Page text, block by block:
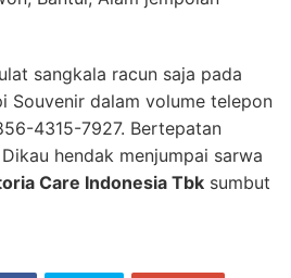
sangkala racun saja pada
Souvenir dalam volume telepon
4315-7927. Bertepatan
hendak menjumpai sarwa
Care Indonesia Tbk sumbut